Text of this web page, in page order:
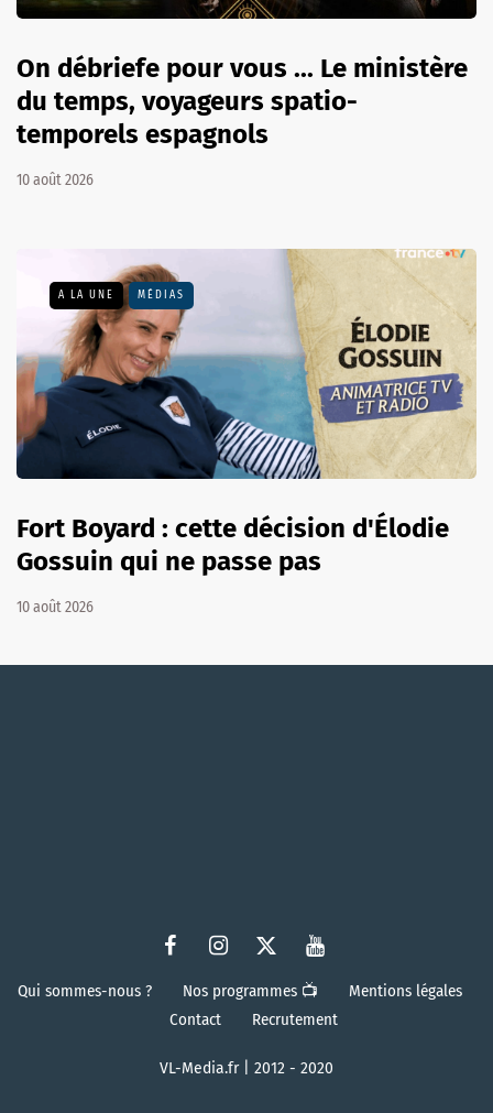
On débriefe pour vous ... Le ministère
du temps, voyageurs spatio-
temporels espagnols
10 août 2026
A LA UNE MÉDIAS
Fort Boyard : cette décision d'Élodie
Gossuin qui ne passe pas
10 août 2026
Qui sommes-nous ? Nos programmes 📺
Mentions légales
Contact
Recrutement
VL-Media.fr | 2012 - 2020